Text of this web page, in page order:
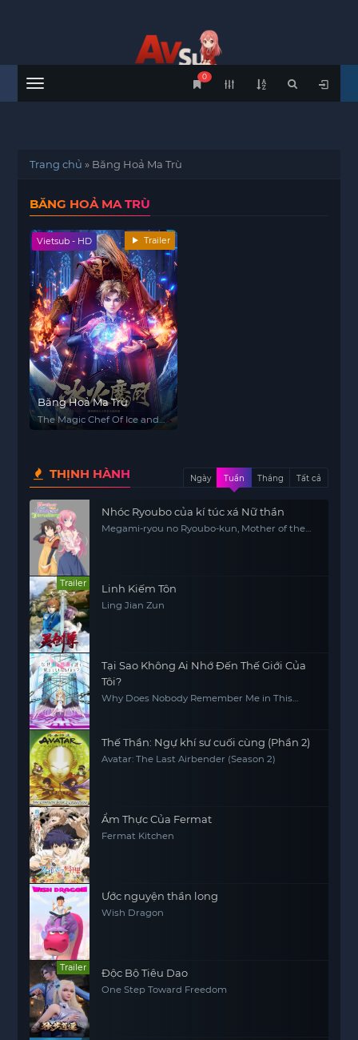
Menu
0
Trang chủ » Băng Hoả Ma Trù
BĂNG HOẢ MA TRÙ
Vietsub - HD Trailer
Băng Hoả Ma Trù
The Magic Chef Of Ice and
THỊNH HÀNH Ngày Tuần Tháng Tất cả
Nhóc Ryoubo của kí túc xá Nữ thần
Megami-ryou no Ryoubo-kun, Mother of the
Trailer Linh Kiếm Tôn
Ling Jian Zun
Tại Sao Không Ai Nhớ Đến Thế Giới Của
Tôi?
Why Does Nobody Remember Me in This
Thế Thần: Ngự khí sư cuối cùng (Phần 2)
Avatar: The Last Airbender (Season 2)
Ẩm Thực Của Fermat
Fermat Kitchen
Ước nguyện thần long
Wish Dragon
Trailer Độc Bộ Tiêu Dao
One Step Toward Freedom